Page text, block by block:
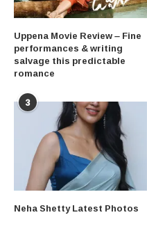
Uppena Movie Review – Fine
performances & writing
salvage this predictable
romance
3
Neha Shetty Latest Photos